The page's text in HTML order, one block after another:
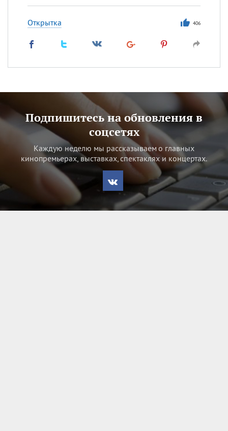
Открытка 406
Подпишитесь на обновления в
соцсетях
Каждую неделю мы рассказываем о главных
кинопремьерах, выставках, спектаклях и концертах.